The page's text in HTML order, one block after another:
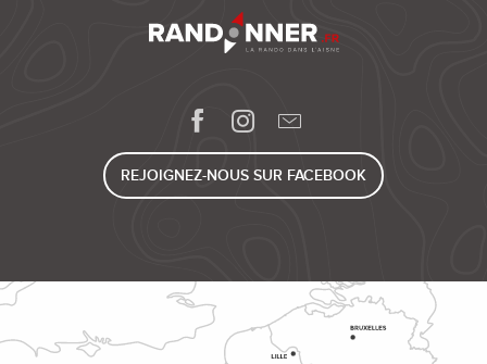
REJOIGNEZ-NOUS SUR FACEBOOK